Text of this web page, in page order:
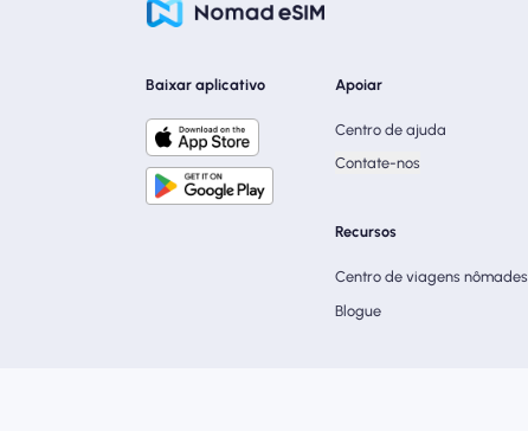
Baixar aplicativo Apoiar
Centro de ajuda
Contate-nos
Recursos
Centro de viagens nômades
Blogue